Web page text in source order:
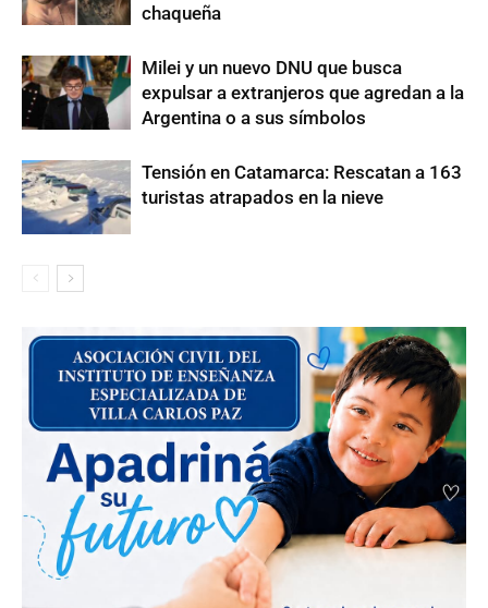
chaqueña
Milei y un nuevo DNU que busca
expulsar a extranjeros que agredan a la
Argentina o a sus símbolos
Tensión en Catamarca: Rescatan a 163
turistas atrapados en la nieve